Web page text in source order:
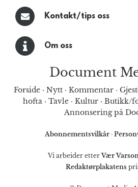
Kontakt/tips oss
Om oss
Document
Forside · Nytt · Kommentar ·
hofta· Tavle· Kultur· Butikk/
Annonsering på
Abonnementsvilkår ·
Vi arbeider etterVær
Redaktørplakatens